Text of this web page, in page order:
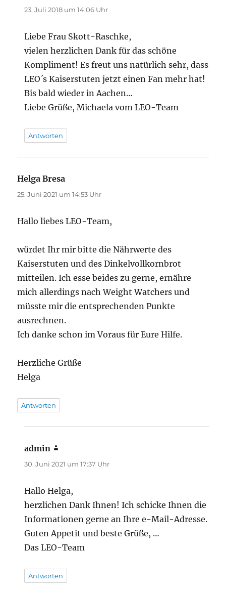
23. Juli 2018 um 14:06 Uhr
Liebe Frau Skott-Raschke,
vielen herzlichen Dank für das schöne
Kompliment! Es freut uns natürlich sehr, dass
LEO´s Kaiserstuten jetzt einen Fan mehr hat!
Bis bald wieder in Aachen…
Liebe Grüße, Michaela vom LEO-Team
Antworten
Helga Bresa
25. Juni 2021 um 14:53 Uhr
Hallo liebes LEO-Team,
würdet Ihr mir bitte die Nährwerte des
Kaiserstuten und des Dinkelvollkornbrot
mitteilen. Ich esse beides zu gerne, ernähre
mich allerdings nach Weight Watchers und
müsste mir die entsprechenden Punkte
ausrechnen.
Ich danke schon im Voraus für Eure Hilfe.
Herzliche Grüße
Helga
Antworten
admin
30. Juni 2021 um 17:37 Uhr
Hallo Helga,
herzlichen Dank Ihnen! Ich schicke Ihnen die
Informationen gerne an Ihre e-Mail-Adresse.
Guten Appetit und beste Grüße, …
Das LEO-Team
Antworten